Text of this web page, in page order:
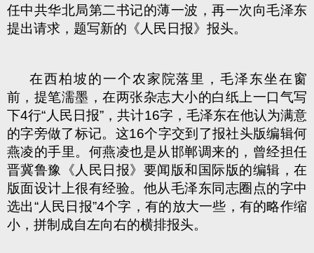
任中共华北局第二书记的薄一波，再一次向毛泽东
提出请求，题写新的《人民日报》报头。
在西柏坡的一个农家院落里，毛泽东坐在窗
前，提笔濡墨，在两张杂志大小的白纸上一口气写
下4行“人民日报” ，共计16字，毛泽东在他认为满意
的字旁做了标记。这16个字交到了报社头版编辑何
燕凌的手里。何燕凌也是从邯郸调来的，曾经担任
晋冀鲁豫《人民日报》要闻版和国际版的编辑，在
版面设计上很有经验。他从毛泽东同志圈点的字中
选出“人民日报”4个字，有的放大一些，有的略作缩
小，拼制成自左向右的横排报头。